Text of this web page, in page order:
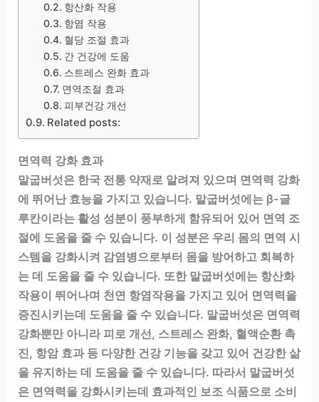
항산화 작용
항염 작용
혈당 조절 효과
간 건강에 도움
스트레스 완화 효과
면역조절 효과
피부건강 개선
Related posts:
면역력 강화 효과
말굽버섯은 한국 전통 약재로 알려져 있으며 면역력 강화
에 뛰어난 효능을 가지고 있습니다. 말굽버섯에는 β-글
루칸이라는 활성 성분이 풍부하게 함유되어 있어 면역 조
절에 도움을 줄 수 있습니다. 이 성분은 우리 몸의 면역 시
스템을 강화시켜 감염병으로부터 몸을 방어하고 회복하
는 데 도움을 줄 수 있습니다. 또한 말굽버섯에는 항산화
작용이 뛰어나며 천연 항염작용을 가지고 있어 면역력을
증진시키는데 도움을 줄 수 있습니다. 말굽버섯은 면역력
강화뿐만 아니라 피로 개선, 스트레스 완화, 혈액순환 촉
진, 항암 효과 등 다양한 건강 기능을 갖고 있어 건강한 삶
을 유지하는 데 도움을 줄 수 있습니다. 따라서 말굽버섯
은 면역력을 강화시키는데 효과적인 보조 식품으로 소비